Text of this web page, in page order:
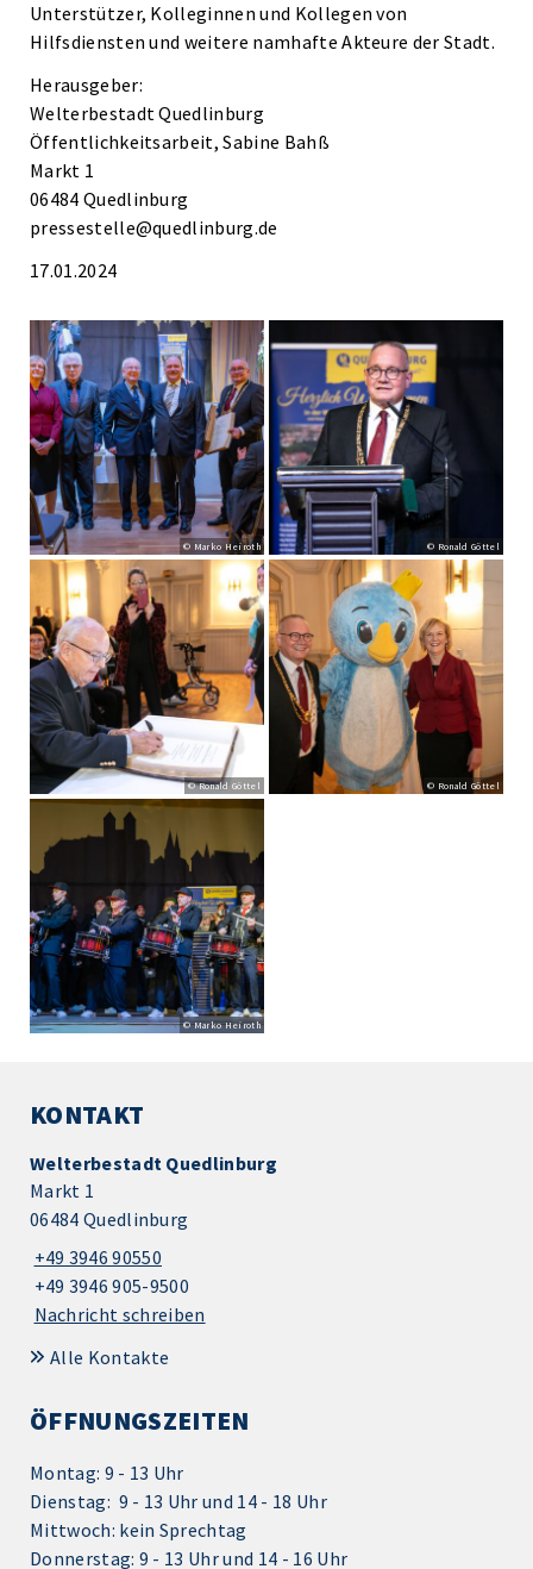
Unterstützer, Kolleginnen und Kollegen von
Hilfsdiensten und weitere namhafte Akteure der Stadt.
Herausgeber:
Welterbestadt Quedlinburg
Öffentlichkeitsarbeit, Sabine Bahß
Markt 1
06484 Quedlinburg
pressestelle@quedlinburg.de
17.01.2024
© Marko Heiroth © Ronald Göttel
© Ronald Göttel © Ronald Göttel
© Marko Heiroth
KONTAKT
Welterbestadt Quedlinburg
Markt 1
06484 Quedlinburg
+49 3946 90550
+49 3946 905-9500
Nachricht schreiben
Alle Kontakte
ÖFFNUNGSZEITEN
Montag: 9 - 13 Uhr
Dienstag: 9 - 13 Uhr und 14 - 18 Uhr
Mittwoch: kein Sprechtag
Donnerstag: 9 - 13 Uhr und 14 - 16 Uhr